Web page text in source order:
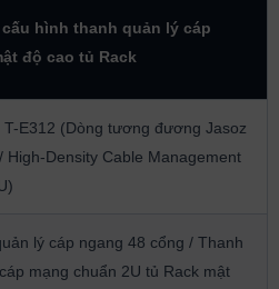
hình thanh quản lý cáp
độ cao tủ Rack
T-E312 (Dòng tương đương Jasoz
High-Density Cable Management
lý cáp ngang 48 cổng / Thanh
mạng chuẩn 2U tủ Rack mật